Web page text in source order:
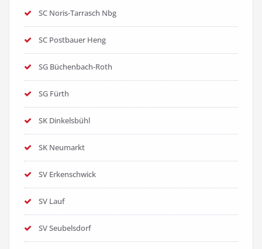
SC Noris-Tarrasch Nbg
SC Postbauer Heng
SG Büchenbach-Roth
SG Fürth
SK Dinkelsbühl
SK Neumarkt
SV Erkenschwick
SV Lauf
SV Seubelsdorf